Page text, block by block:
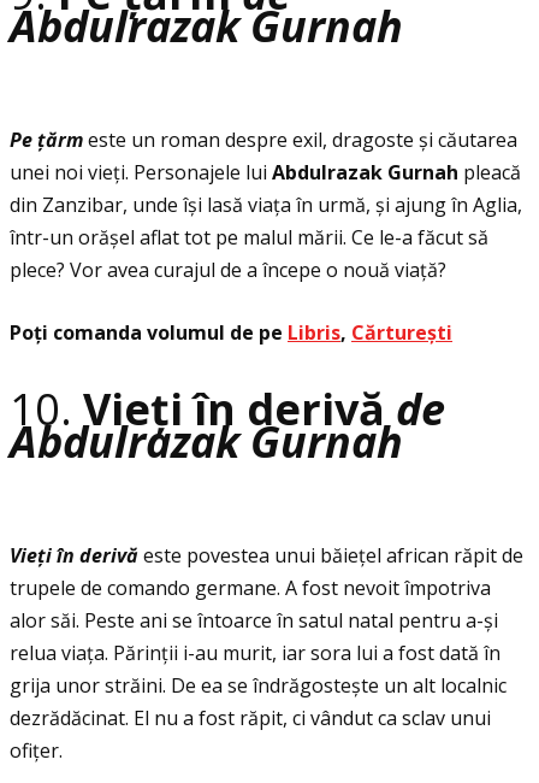
Abdulrazak Gurnah
Pe ţărmeste un roman despre exil, dragoste și căutarea
unei noi vieţi. Personajele lui Abdulrazak Gurnah pleacă
din Zanzibar, unde își lasă viaţa în urmă, și ajung în Aglia,
într-un orășel aflat tot pe malul mării. Ce le-a făcut să
plece? Vor avea curajul de a începe o nouă viaţă?
Poţi comanda volumul de pe Libris, Cărturești
10. Vieţi în derivăde
Abdulrazak Gurnah
Vieţiîn derivăeste povestea unui băieţel african răpit de
trupele de comando germane. A fost nevoit împotriva
alor săi. Peste ani se întoarce în satul natal pentru a-și
relua viaţa. Părinţii i-au murit, iar sora lui a fost dată în
grija unor străini. De ea se îndrăgostește un alt localnic
dezrădăcinat. El nu a fost răpit, ci vândut ca sclav unui
ofiţer.